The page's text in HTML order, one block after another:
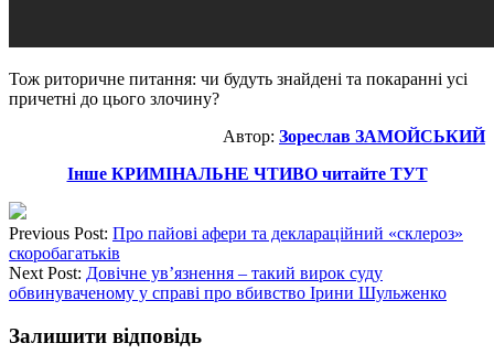
Тож риторичне питання: чи будуть знайдені та покаранні усі
причетні до цього злочину?
Автор: Зореслав ЗАМОЙСЬКИЙ
Інше КРИМІНАЛЬНЕ ЧТИВО читайте ТУТ
Previous Post: Про пайові афери та деклараційний «склероз»
скоробагатьків
Next Post: Довічне ув’язнення – такий вирок суду
обвинуваченому у справі про вбивство Ірини Шульженко
Залишити відповідь